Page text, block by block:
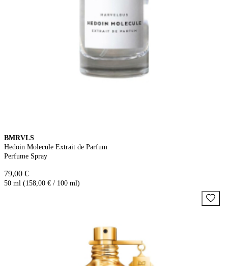
BMRVLS
Hedoin Molecule Extrait de Parfum
Perfume Spray
79,00 €
50 ml (158,00 € / 100 ml)